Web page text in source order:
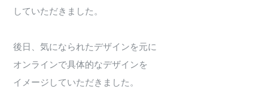
していただきました。
後日、気になられたデザインを元に
オンラインで具体的なデザインを
イメージしていただきました。